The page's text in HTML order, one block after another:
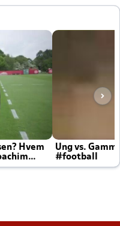
Hvem
Ung vs.
#football